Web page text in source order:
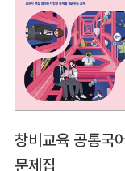
창비교육 공통국
문제집